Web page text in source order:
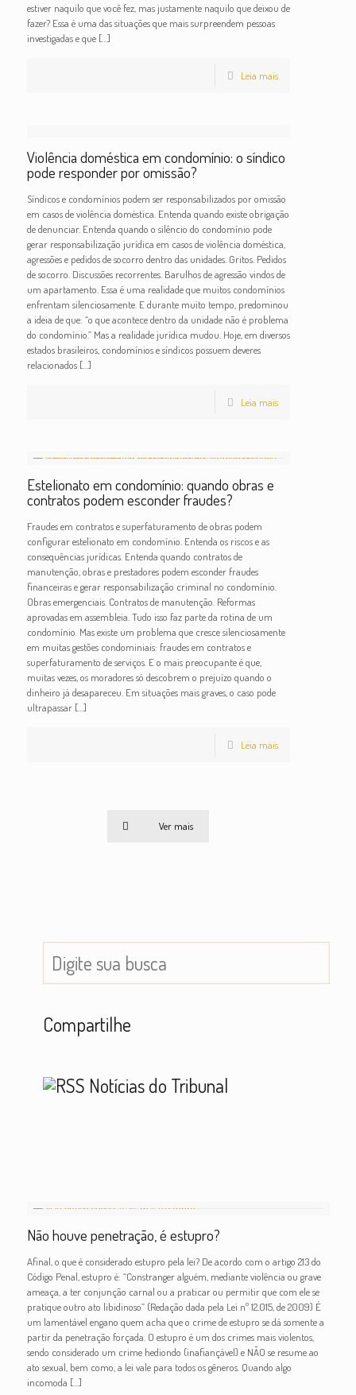
estiver naquilo que você fez, mas justamente naquilo que deixou de
fazer? Essa é uma das situações que mais surpreendem pessoas
investigadas e que[…]
Leia mais
Violência doméstica em condomínio: o síndico
pode responder por omissão?
Síndicos e condomínios podem ser responsabilizados por omissão
em casos de violência doméstica. Entenda quando existe obrigação
de denunciar. Entenda quando o silêncio do condomínio pode
gerar responsabilização jurídica em casos de violência doméstica,
agressões e pedidos de socorro dentro das unidades. Gritos. Pedidos
de socorro. Discussões recorrentes. Barulhos de agressão vindos de
um apartamento. Essa é uma realidade que muitos condomínios
enfrentam silenciosamente. E durante muito tempo, predominou
a ideia de que: “o que acontece dentro da unidade não é problema
do condomínio.” Mas a realidade jurídica mudou. Hoje, em diversos
estados brasileiros, condomínios e síndicos possuem deveres
relacionados[…]
Leia mais
Estelionato em condomínio: quando obras e
contratos podem esconder fraudes?
Fraudes em contratos e superfaturamento de obras podem
configurar estelionato em condomínio. Entenda os riscos e as
consequências jurídicas. Entenda quando contratos de
manutenção, obras e prestadores podem esconder fraudes
financeiras e gerar responsabilização criminal no condomínio.
Obras emergenciais. Contratos de manutenção. Reformas
aprovadas em assembleia. Tudo isso faz parte da rotina de um
condomínio. Mas existe um problema que cresce silenciosamente
em muitas gestões condominiais: fraudes em contratos e
superfaturamento de serviços. E o mais preocupante é que,
muitas vezes, os moradores só descobrem o prejuízo quando o
dinheiro já desapareceu. Em situações mais graves, o caso pode
ultrapassar[…]
Leia mais
Ver mais
Compartilhe
Notícias do Tribunal
Não houve penetração, é estupro?
Afinal, o que é considerado estupro pela lei? De acordo com o artigo 213 do
Código Penal, estupro é: “Constranger alguém, mediante violência ou grave
ameaça, a ter conjunção carnal ou a praticar ou permitir que com ele se
pratique outro ato libidinoso” (Redação dada pela Lei nº 12.015, de 2009) É
um lamentável engano quem acha que o crime de estupro se dá somente a
partir da penetração forçada. O estupro é um dos crimes mais violentos,
sendo considerado um crime hediondo (inafiançável) e NÃO se resume ao
ato sexual, bem como, a lei vale para todos os gêneros. Quando algo
incomoda […]